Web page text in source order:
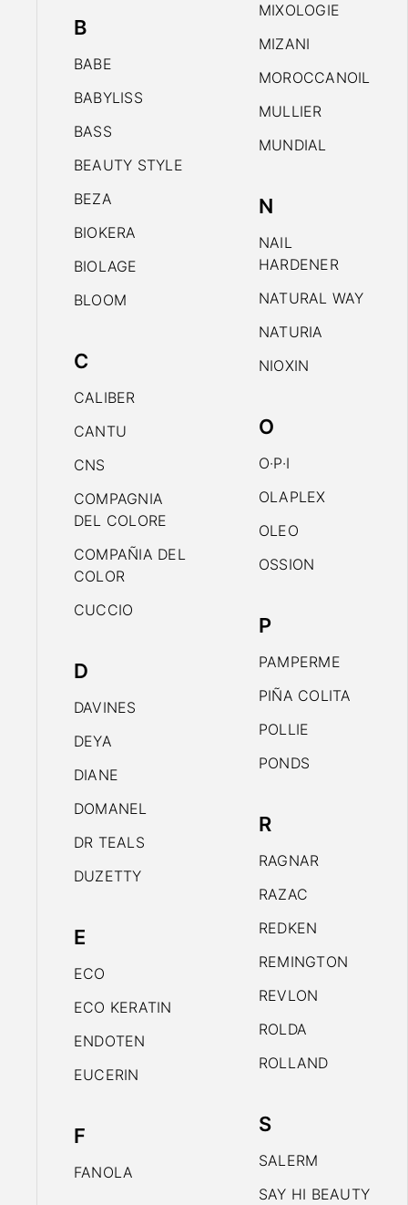
B
BABE
BABYLISS
BASS
BEAUTY STYLE
BEZA
BIOKERA
BIOLAGE
BLOOM
C
CALIBER
CANTU
CNS
COMPAGNIA
DEL COLORE
COMPAÑIA DEL
COLOR
CUCCIO
D
DAVINES
DEYA
DIANE
DOMANEL
DR TEALS
DUZETTY
E
ECO
ECO KERATIN
ENDOTEN
EUCERIN
F
FANOLA
MIXOLOGIE
MIZANI
MOROCCANOIL
MULLIER
MUNDIAL
N
NAIL
HARDENER
NATURAL WAY
NATURIA
NIOXIN
O
O·P·I
OLAPLEX
OLEO
OSSION
P
PAMPERME
PIÑA COLITA
POLLIE
PONDS
R
RAGNAR
RAZAC
REDKEN
REMINGTON
REVLON
ROLDA
ROLLAND
S
SALERM
SAY HI BEAUTY